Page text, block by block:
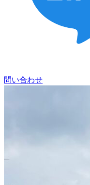
問い合わせ